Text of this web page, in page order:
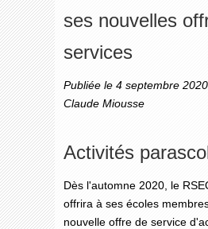
SECTEUR
SECTEUR
VIE SAINE
ACTIVITÉS
NOUS
ses nouvelles
services
Publiée le 4 septembre
Claude Miousse
Activités
Dès l'automne 2020, le
offrira à ses écoles
nouvelle offre de service